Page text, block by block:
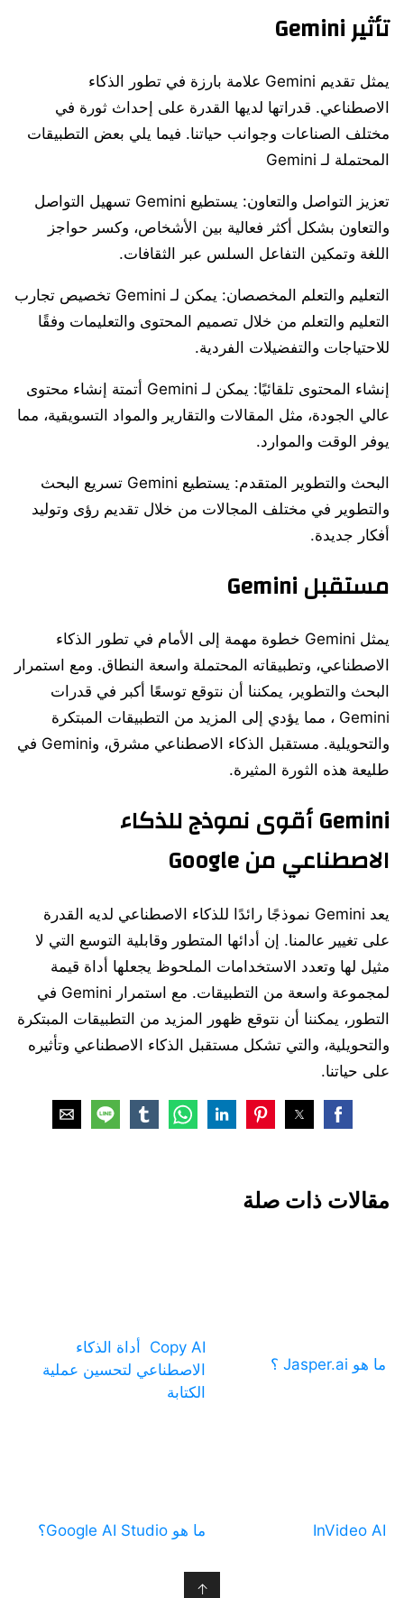
تأثير Gemini
يمثل تقديم Gemini علامة بارزة في تطور الذكاء
الاصطناعي. قدراتها لديها القدرة على إحداث ثورة في
مختلف الصناعات وجوانب حياتنا. فيما يلي بعض التطبيقات
المحتملة لـ Gemini
تعزيز التواصل والتعاون: يستطيع Gemini تسهيل التواصل
والتعاون بشكل أكثر فعالية بين الأشخاص، وكسر حواجز
اللغة وتمكين التفاعل السلس عبر الثقافات.
التعليم والتعلم المخصصان: يمكن لـ Gemini تخصيص تجارب
التعليم والتعلم من خلال تصميم المحتوى والتعليمات وفقًا
للاحتياجات والتفضيلات الفردية.
إنشاء المحتوى تلقائيًا: يمكن لـ Gemini أتمتة إنشاء محتوى
عالي الجودة، مثل المقالات والتقارير والمواد التسويقية، مما
يوفر الوقت والموارد.
البحث والتطوير المتقدم: يستطيع Gemini تسريع البحث
والتطوير في مختلف المجالات من خلال تقديم رؤى وتوليد
أفكار جديدة.
مستقبل Gemini
يمثل Gemini خطوة مهمة إلى الأمام في تطور الذكاء
الاصطناعي، وتطبيقاته المحتملة واسعة النطاق. ومع استمرار
البحث والتطوير، يمكننا أن نتوقع توسعًا أكبر في قدرات
Gemini ، مما يؤدي إلى المزيد من التطبيقات المبتكرة
والتحويلية. مستقبل الذكاء الاصطناعي مشرق، وGemini في
طليعة هذه الثورة المثيرة.
Gemini أقوى نموذج للذكاء
الاصطناعي من Google
يعد Gemini نموذجًا رائدًا للذكاء الاصطناعي لديه القدرة
على تغيير عالمنا. إن أدائها المتطور وقابلية التوسع التي لا
مثيل لها وتعدد الاستخدامات الملحوظ يجعلها أداة قيمة
لمجموعة واسعة من التطبيقات. مع استمرار Gemini في
التطور، يمكننا أن نتوقع ظهور المزيد من التطبيقات المبتكرة
والتحويلية، والتي تشكل مستقبل الذكاء الاصطناعي وتأثيره
على حياتنا.
مقالات ذات صلة
ما هو Jasper.ai ؟
Copy AI أداة الذكاء
الاصطناعي لتحسين عملية
الكتابة
InVideo AI ما هو Google AI Studio؟
↑